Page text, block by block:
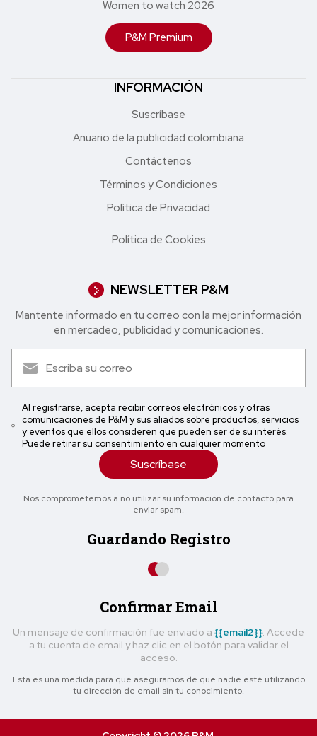
Women to watch 2026
P&M Premium
INFORMACIÓN
Suscríbase
Anuario de la publicidad colombiana
Contáctenos
Términos y Condiciones
Política de Privacidad
Política de Cookies
NEWSLETTER P&M
Mantente informado en tu correo con la mejor in formación
en mercadeo, publicidad y comunicaciones.
Al registrarse, acepta recibir correos electrónicos y otras
comunicaciones de P&M y sus aliados sobre productos, servicios
y eventos que ellos consideren que pueden ser de su interés.
Puede retirar su consentimiento en cualquier momento
Suscríbase
Nos comprometemos a no utilizar su información de contacto para
enviar spam.
Guardando Registro
Confirmar Email
Un mensaje de confirmación fue enviado a {{email2}} . Accede
a tu cuenta de email y haz clic en el botón para validar el
acceso.
Esta es una medida para que asegurarnos de que nadie esté utilizando
tu dirección de email sin tu conocimiento.